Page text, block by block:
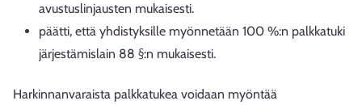
avustuslinjausten mukaisesti.
päätti, että yhdistyksille myönnetään 100 %:n palkkatuki
järjestämislain 88 §:n mukaisesti.
Harkinnanvaraista palkkatukea voidaan myöntää